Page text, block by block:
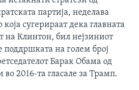
партија, неделава
која сугерираат дека главната
на Клинтон, бил нејзиниот
поддршката на голем број
Барак Обама од
во 2016-та гласале за Трамп.